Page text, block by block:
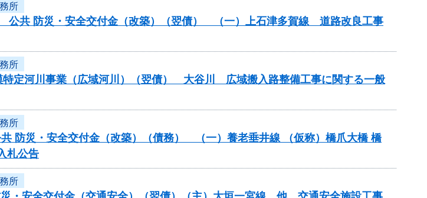
所
公共 防災・安全交付金（改築）（翌債） （一）上石津多賀線 道路改良工事
所
特定河川事業（広域河川）（翌債） 大谷川 広域搬入路整備工事に関する一般
所
防災・安全交付金（改築）（債務） （一）養老垂井線 （仮称）橋爪大橋 橋
札公告
所